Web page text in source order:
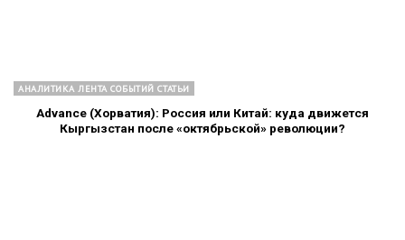
АНАЛИТИКА ЛЕНТА СОБЫТИЙ СТАТЬИ
Advance (Хорватия): Россия или Китай: куда движется
Кыргызстан после «октябрьской» революции?